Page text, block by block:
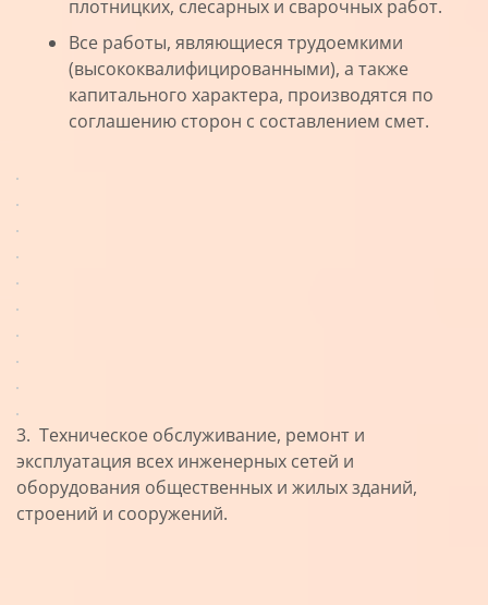
плотницких, слесарных и сварочных работ.
Все работы, являющиеся трудоемкими
(высококвалифицированными), а также
капитального характера, производятся по
соглашению сторон с составлением смет.
3. Техническое обслуживание, ремонт и
эксплуатация всех инженерных сетей и
оборудования общественных и жилых зданий,
строений и сооружений.